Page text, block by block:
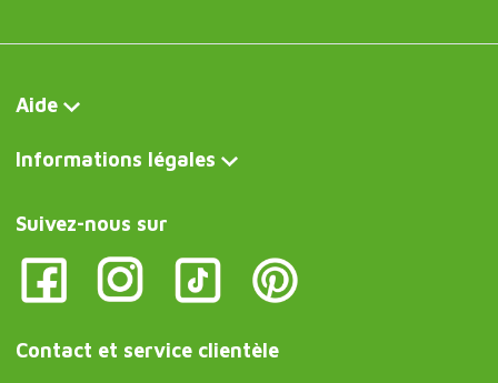
Aide
Informations légales
Suivez-nous sur
Contact et service clientèle